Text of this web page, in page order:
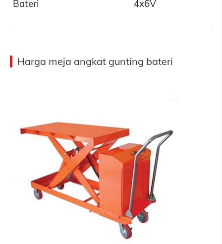
Bateri 4x6V
Harga meja angkat gunting bateri